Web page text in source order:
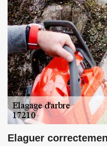
Elaguer